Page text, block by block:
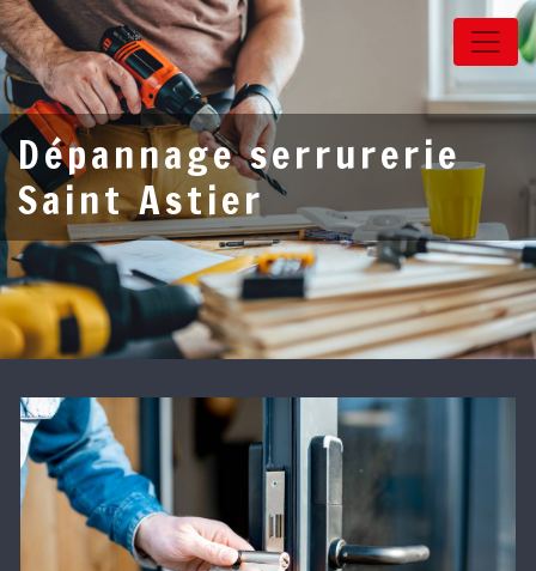
Panneau de gestion des cookies
Dépannage serrurerie
Saint Astier